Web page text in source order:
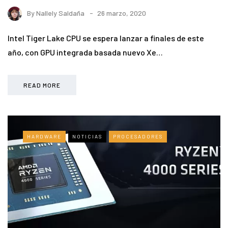
ByNallely Saldaña 26 marzo, 2020
Intel Tiger Lake CPU se espera lanzar a finales de este
año, con GPU integrada basada nuevo Xe…
READ MORE
HARDWARE NOTICIAS PROCESADORES